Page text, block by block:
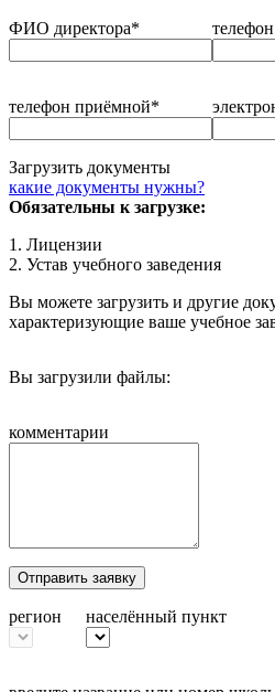
ФИО директора*
телефон приёмной*
Загрузить документы
какие документы нужны?
Обязательны к загрузке:
1. Лицензии
2. Устав учебного заведения
Вы можете загрузить и другие
характеризующие ваше учебное
Вы загрузили файлы:
комментарии
Отправить заявку
регион населённый пункт